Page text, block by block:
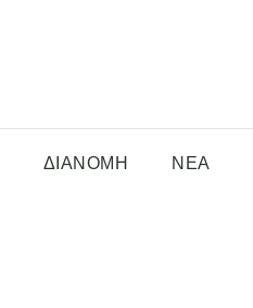
ΔΙΑΝΟΜΗ ΝΕΑ